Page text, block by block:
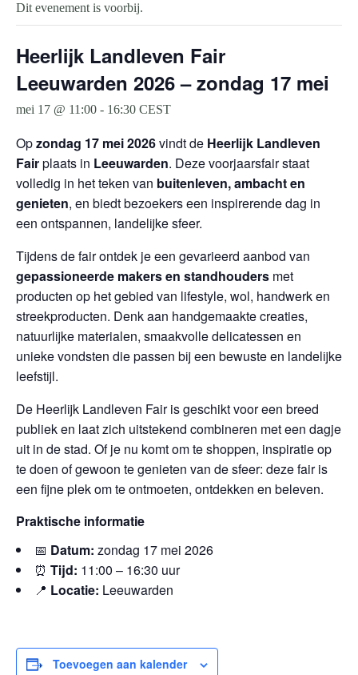
Dit evenement is voorbij.
Heerlijk Landleven Fair
Leeuwarden 2026 – zondag 17 mei
mei 17 @ 11:00 - 16:30 CEST
Opzondag 17 mei 2026vindt de Heerlijk Landleven
Fairplaats in Leeuwarden. Deze voorjaarsfair staat
volledig in het teken van buitenleven, ambacht en
genieten, en biedt bezoekers een inspirerende dag in
een ontspannen, landelijke sfeer.
Tijdens de fair ontdek je een gevarieerd aanbod van
gepassioneerde makers en standhouders met
producten op het gebied van lifestyle, wol, handwerk en
streekproducten. Denk aan handgemaakte creaties,
natuurlijke materialen, smaakvolle delicatessen en
unieke vondsten die passen bij een bewuste en landelijke
leefstijl.
De Heerlijk Landleven Fair is geschikt voor een breed
publiek en laat zich uitstekend combineren met een dagje
uit in de stad. Of je nu komt om te shoppen, inspiratie op
te doen of gewoon te genieten van de sfeer: deze fair is
een fijne plek om te ontmoeten, ontdekken en beleven.
Praktische informatie
📅 Datum: zondag 17 mei 2026
⏰ Tijd: 11:00 – 16:30 uur
📍 Locatie: Leeuwarden
Toevoegen aan kalender